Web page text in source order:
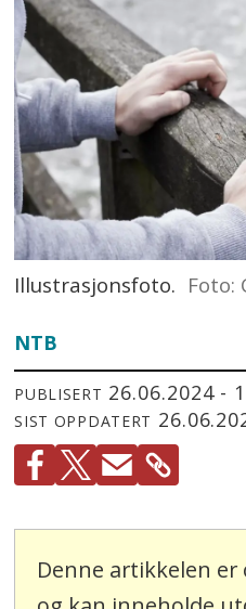
Illustrasjonsfoto. Foto:
NTB
PUBLISERT 26.06.2024 -
SIST OPPDATERT
Denne artikkelen